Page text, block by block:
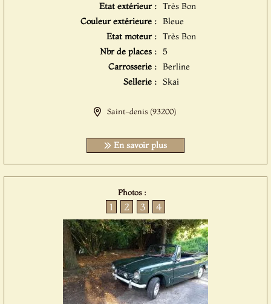
Etat extérieur : Très Bon
Couleur extérieure : Bleue
Etat moteur : Très Bon
Nbr de places : 5
Carrosserie : Berline
Sellerie : Skai
Saint-denis (93200)
En savoir plus
Photos :
1 2 3 4